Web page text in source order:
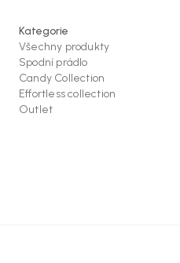
Kategorie
Všechny produkty
Spodní prádlo
Candy Collection
Effortless collection
Outlet